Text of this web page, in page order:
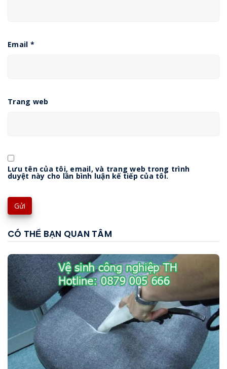
Email *
Trang web
Lưu tên của tôi, email, và trang web trong trình
duyệt này cho lần bình luận kế tiếp của tôi.
CÓ THỂ BẠN QUAN TÂM